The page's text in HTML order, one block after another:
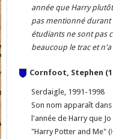
année que Harry
pas mentionné durant
étudiants ne sont pas
beaucoup le trac et
Cornfoot, Stephen
Serdaigle, 1991-1998
Son nom apparaît
l'année de Harry que
"Harry Potter and Me" (